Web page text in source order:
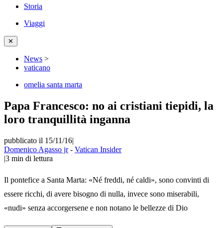
Storia
Viaggi
✕
News >
vaticano
omelia santa marta
Papa Francesco: no ai cristiani tiepidi, la
loro tranquillità inganna
pubblicato il 15/11/16|
Domenico Agasso jr- Vatican Insider
|3 min di lettura
Il pontefice a Santa Marta: «Né freddi, né caldi», sono convinti di
essere ricchi, di avere bisogno di nulla, invece sono miserabili,
«nudi» senza accorgersene e non notano le bellezze di Dio